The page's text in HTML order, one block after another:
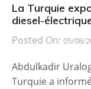
La Turquie
diesel-
Posted On: 05/08/
Abdulkadir
Turquie a